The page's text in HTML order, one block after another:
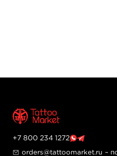
+7 800 234 1272
orders@tattoomarket.ru –